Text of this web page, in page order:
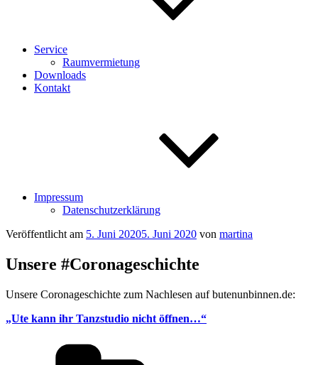
Service
Raumvermietung
Downloads
Kontakt
Impressum
Datenschutzerklärung
Veröffentlicht am 5. Juni 20205. Juni 2020 von martina
Unsere #Coronageschichte
Unsere Coronageschichte zum Nachlesen auf butenunbinnen.de:
„Ute kann ihr Tanzstudio nicht öffnen…“